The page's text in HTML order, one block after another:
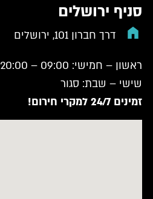
סניף ירושלים
דרך חברון 101, ירושלים
ראשון – חמישי: 09:00 – 20:00
שישי – שבת: סגור
זמינים 24/7 למקרי חירום!